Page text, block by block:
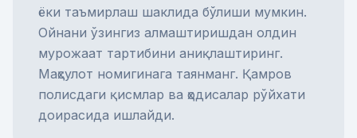
ёки таъмирлаш шаклида бўлиши мумкин.
Ойнани ўзингиз алмаштиришдан олдин
мурожаат тартибини аниқлаштиринг.
Маҳсулот номигинага таянманг. Қамров
полисдаги қисмлар ва ҳодисалар рўйхати
доирасида ишлайди.